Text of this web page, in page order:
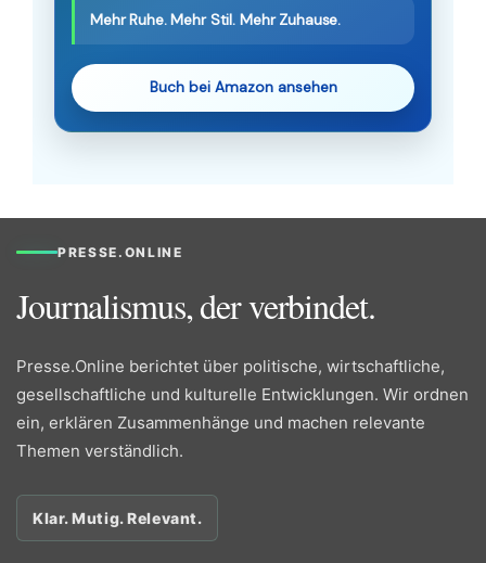
Mehr Ruhe. Mehr Stil. Mehr Zuhause.
Buch bei Amazon ansehen
PRESSE.ONLINE
Journalismus, der verbindet.
Presse.Online berichtet über politische, wirtschaftliche,
gesellschaftliche und kulturelle Entwicklungen. Wir ordnen
ein, erklären Zusammenhänge und machen relevante
Themen verständlich.
Klar. Mutig. Relevant.